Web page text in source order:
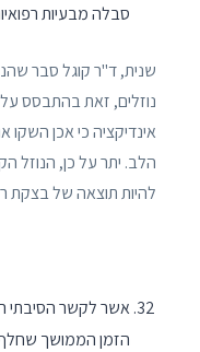
סבלה מבעיות
שנית, ד"ר קוגל סבר
נוזלים, זאת בהתבסס על
אינדיקציה כי אכן השקו
הלב. יתר על כן, הנוזל
להיות תוצאה של בצקת
אשר לקשר הסיבתי
הזמן הממושך שחלף